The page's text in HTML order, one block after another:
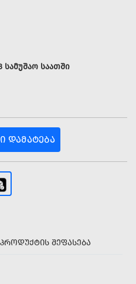
საათში
ᲓᲐᲛᲐᲢᲔᲑᲐ
ᲞᲠᲝᲓᲣᲥᲢᲘᲡ ᲨᲔᲤᲐᲡᲔᲑᲐ